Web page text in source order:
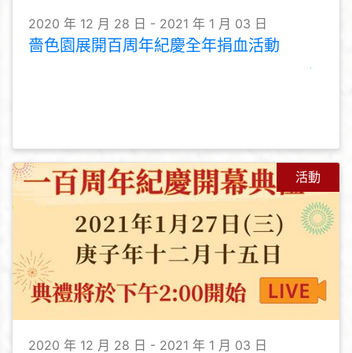
2020 年 12 月 28 日 - 2021 年 1 月 03 日
嗇色園展開百周年紀慶全年捐血活動
活動
2020 年 12 月 28 日 - 2021 年 1 月 03 日